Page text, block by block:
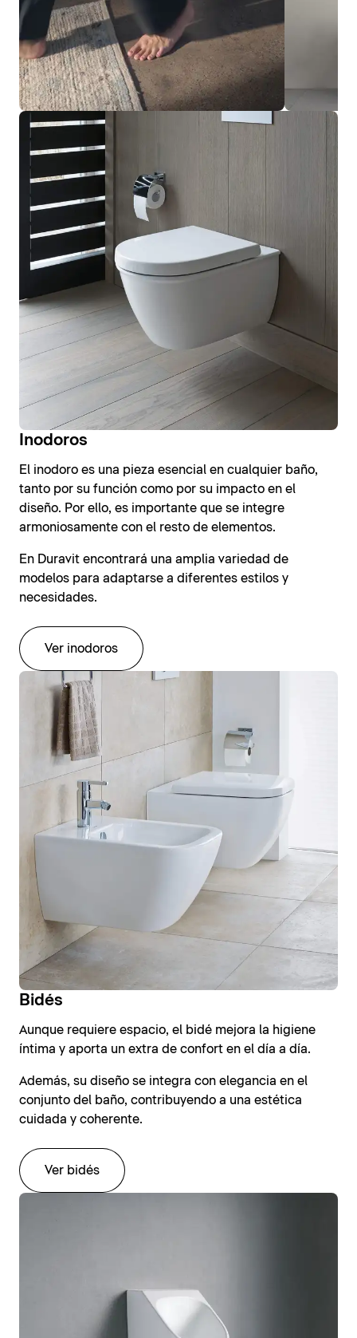
Inodoros
El inodoro es una pieza esencial en cualquier baño,
tanto por su función como por su impacto en el
diseño. Por ello, es importante que se integre
armoniosamente con el resto de elementos.
En Duravit encontrará una amplia variedad de
modelos para adaptarse a diferentes estilos y
necesidades.
Ver inodoros
Bidés
Aunque requiere espacio, el bidé mejora la higiene
íntima y aporta un extra de confort en el día a día.
Además, su diseño se integra con elegancia en el
conjunto del baño, contribuyendo a una estética
cuidada y coherente.
Ver bidés